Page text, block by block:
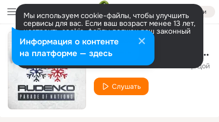
Войти
Мы используем cookie-файлы, чтобы улучшить
сервисы для вас. Если ваш возраст менее 13 лет,
настроить cookie-файлы должен ваш законный
представитель. Больше информации
Разрешить все Настроить The end of summer (Кончится лето)
DJ Leonid Rudenko feat Виктор Цой
Слушать
Информация о контенте
на платформе — здесь